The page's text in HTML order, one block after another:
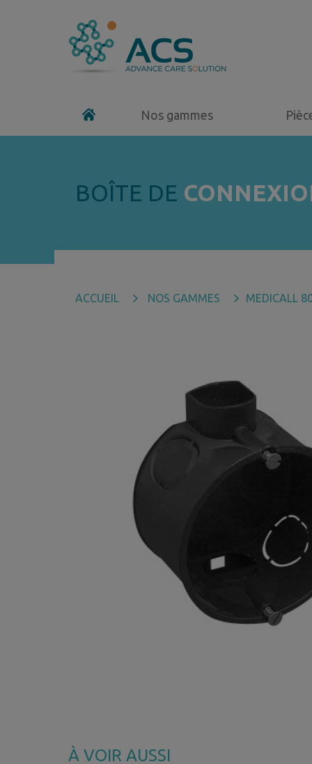
Nos gammes
BOÎTE DE
ACCUEIL NOS GAMMES MEDICALL
À VOIR AUSSI